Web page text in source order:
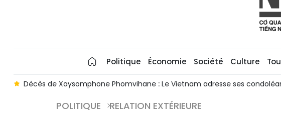
Politique Économie Société Culture
Décès de Xaysomphone Phomvihane : Le Vietnam adresse ses
POLITIQUE RELATION EXTÉRIEURE